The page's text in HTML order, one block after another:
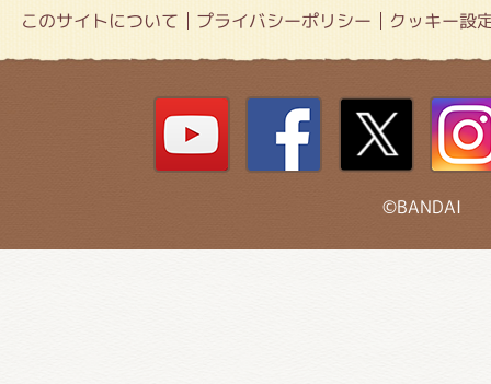
このサイトについて プライバシーポリシー クッキー設
©BANDAI